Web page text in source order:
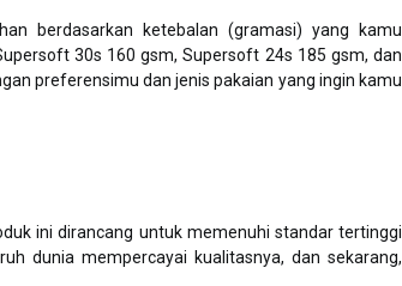
berdasarkan ketebalan (gramasi) yang kamu
30s 160 gsm, Supersoft 24s 185 gsm, dan
preferensimu dan jenis pakaian yang ingin kamu
ini dirancang untuk memenuhi standar tertinggi
dunia mempercayai kualitasnya, dan sekarang,